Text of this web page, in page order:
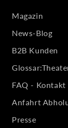
Magazin
News-Blog
B2B Kunden
FAQ - Kontakt
Anfahrt
Presse